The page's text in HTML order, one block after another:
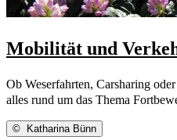
Mobilität und
Ob Weserfahrten, Carsharing
alles rund um das Thema
© Katharina Bünn